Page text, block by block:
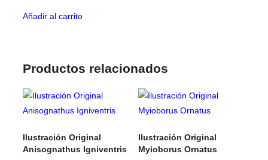
original actual
Añadir al carrito
Productos relacionados
Ilustración Original
Anisognathus Igniventris
Ilustración Original
Myioborus Ornatus